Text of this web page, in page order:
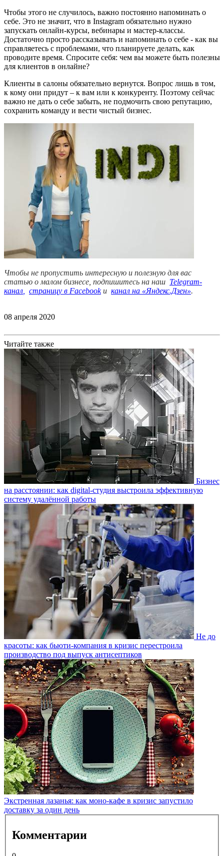
Чтобы этого не случилось, важно постоянно напоминать о
себе. Это не значит, что в Instagram обязательно нужно
запускать онлайн-курсы, вебинары и мастер-классы.
Достаточно просто рассказывать и напоминать о себе - как вы
справляетесь с проблемами, что планируете делать, как
проводите время. Спросите себя: чем вы можете быть полезны
для клиентов в онлайне?
Клиенты в салоны обязательно вернутся. Вопрос лишь в том,
к кому они придут – к вам или к конкуренту. Поэтому сейчас
важно не дать о себе забыть, не подмочить свою репутацию,
сохранить команду и вести чистый бизнес.
Чтобы не пропустить интересную и полезную для вас
статью о малом бизнесе, подпишитесь на наш Telegram-
канал
страницу в Facebook и канал на «Яндекс.Дзен».
08 апреля 2020
Читайте также
Бизнес
на расстоянии: как digital-студия выстроила эффективную
систему удалённой работы
Не до
красоты: как бьюти-компания в кризис перестроила
производство под выпуск антисептиков
Экстренная лазанья: как моно-кафе в кризис запустило
доставку за один день
Комментарии